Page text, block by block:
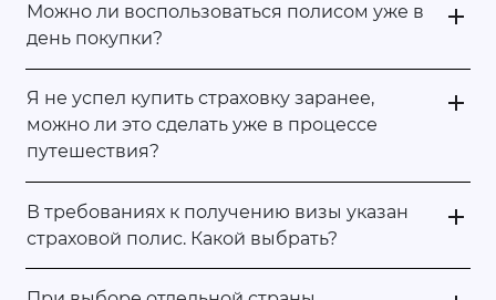
Можно ли воспользоваться полисом уже в
день покупки?
Я не успел купить страховку заранее,
можно ли это сделать уже в процессе
путешествия?
В требованиях к получению визы указан
страховой полис. Какой выбрать?